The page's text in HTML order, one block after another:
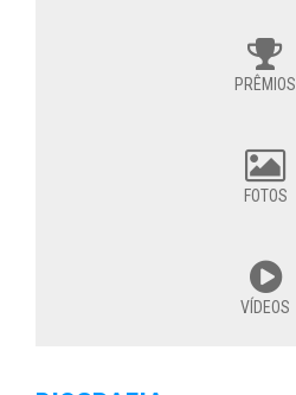
PRÊMIOS
FOTOS
VÍDEOS